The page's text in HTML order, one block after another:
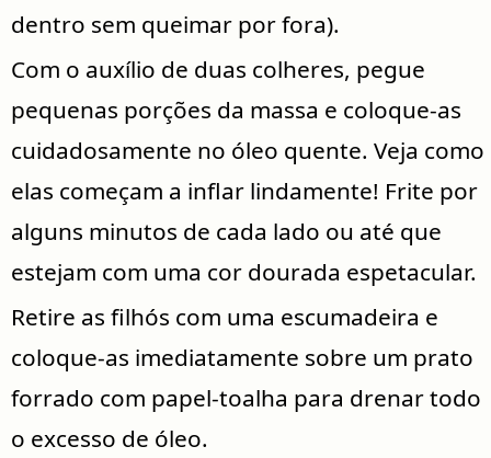
dentro sem queimar por fora).
Com o auxílio de duas colheres, pegue
pequenas porções da massa e coloque-as
cuidadosamente no óleo quente. Veja como
elas começam a inflar lindamente! Frite por
alguns minutos de cada lado ou até que
estejam com uma cor dourada espetacular.
Retire as filhós com uma escumadeira e
coloque-as imediatamente sobre um prato
forrado com papel-toalha para drenar todo
o excesso de óleo.